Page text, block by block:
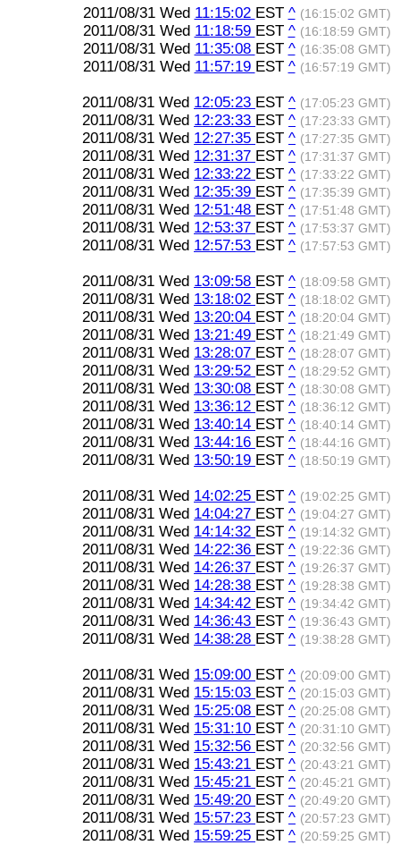
2011/08/31 Wed 11:15:02 EST ^ (16:15:02 GMT)
2011/08/31 Wed 11:18:59 EST ^ (16:18:59 GMT)
2011/08/31 Wed 11:35:08 EST ^ (16:35:08 GMT)
2011/08/31 Wed 11:57:19 EST ^ (16:57:19 GMT)
2011/08/31 Wed 12:05:23 EST ^ (17:05:23 GMT)
2011/08/31 Wed 12:23:33 EST ^ (17:23:33 GMT)
2011/08/31 Wed 12:27:35 EST ^ (17:27:35 GMT)
2011/08/31 Wed 12:31:37 EST ^ (17:31:37 GMT)
2011/08/31 Wed 12:33:22 EST ^ (17:33:22 GMT)
2011/08/31 Wed 12:35:39 EST ^ (17:35:39 GMT)
2011/08/31 Wed 12:51:48 EST ^ (17:51:48 GMT)
2011/08/31 Wed 12:53:37 EST ^ (17:53:37 GMT)
2011/08/31 Wed 12:57:53 EST ^ (17:57:53 GMT)
2011/08/31 Wed 13:09:58 EST ^ (18:09:58 GMT)
2011/08/31 Wed 13:18:02 EST ^ (18:18:02 GMT)
2011/08/31 Wed 13:20:04 EST ^ (18:20:04 GMT)
2011/08/31 Wed 13:21:49 EST ^ (18:21:49 GMT)
2011/08/31 Wed 13:28:07 EST ^ (18:28:07 GMT)
2011/08/31 Wed 13:29:52 EST ^ (18:29:52 GMT)
2011/08/31 Wed 13:30:08 EST ^ (18:30:08 GMT)
2011/08/31 Wed 13:36:12 EST ^ (18:36:12 GMT)
2011/08/31 Wed 13:40:14 EST ^ (18:40:14 GMT)
2011/08/31 Wed 13:44:16 EST ^ (18:44:16 GMT)
2011/08/31 Wed 13:50:19 EST ^ (18:50:19 GMT)
2011/08/31 Wed 14:02:25 EST ^ (19:02:25 GMT)
2011/08/31 Wed 14:04:27 EST ^ (19:04:27 GMT)
2011/08/31 Wed 14:14:32 EST ^ (19:14:32 GMT)
2011/08/31 Wed 14:22:36 EST ^ (19:22:36 GMT)
2011/08/31 Wed 14:26:37 EST ^ (19:26:37 GMT)
2011/08/31 Wed 14:28:38 EST ^ (19:28:38 GMT)
2011/08/31 Wed 14:34:42 EST ^ (19:34:42 GMT)
2011/08/31 Wed 14:36:43 EST ^ (19:36:43 GMT)
2011/08/31 Wed 14:38:28 EST ^ (19:38:28 GMT)
2011/08/31 Wed 15:09:00 EST ^ (20:09:00 GMT)
2011/08/31 Wed 15:15:03 EST ^ (20:15:03 GMT)
2011/08/31 Wed 15:25:08 EST ^ (20:25:08 GMT)
2011/08/31 Wed 15:31:10 EST ^ (20:31:10 GMT)
2011/08/31 Wed 15:32:56 EST ^ (20:32:56 GMT)
2011/08/31 Wed 15:43:21 EST ^ (20:43:21 GMT)
2011/08/31 Wed 15:45:21 EST ^ (20:45:21 GMT)
2011/08/31 Wed 15:49:20 EST ^ (20:49:20 GMT)
2011/08/31 Wed 15:57:23 EST ^ (20:57:23 GMT)
2011/08/31 Wed 15:59:25 EST ^ (20:59:25 GMT)